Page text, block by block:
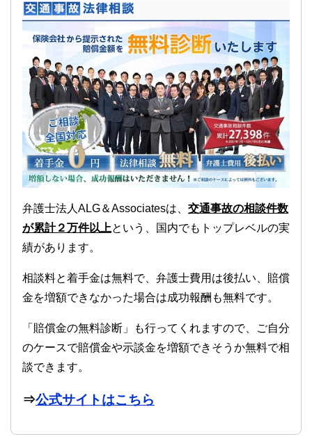
弁護士法人ALG＆Associatesは、 交通事故の相談件数
が累計２万件以上という、国内でもトップレベルの実
績があります。
相談料と着手金は無料で、弁護士費用は後払い、賠償
金を増額できなかった場合は成功報酬も無料です。
「賠償金の無料診断」も行ってくれますので、ご自分
のケースで賠償金や示談金を増額できそうか無料で相
談できます。
⇒公式サイトはこちら